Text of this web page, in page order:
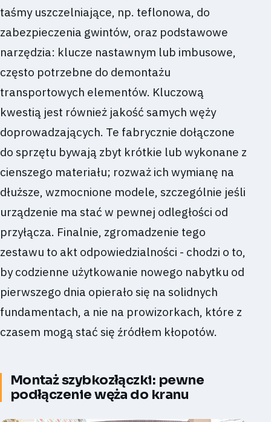
taśmy uszczelniające, np. teflonowa, do
zabezpieczenia gwintów, oraz podstawowe
narzędzia: klucze nastawnym lub imbusowe,
często potrzebne do demontażu
transportowych elementów. Kluczową
kwestią jest również jakość samych węży
doprowadzających. Te fabrycznie dołączone
do sprzętu bywają zbyt krótkie lub wykonane z
cienszego materiału; rozważ ich wymianę na
dłuższe, wzmocnione modele, szczególnie jeśli
urządzenie ma stać w pewnej odległości od
przyłącza. Finalnie, zgromadzenie tego
zestawu to akt odpowiedzialności - chodzi o to,
by codzienne użytkowanie nowego nabytku od
pierwszego dnia opierało się na solidnych
fundamentach, a nie na prowizorkach, które z
czasem mogą stać się źródłem kłopotów.
Montaż szybkozłączki: pewne
podłączenie węża do kranu